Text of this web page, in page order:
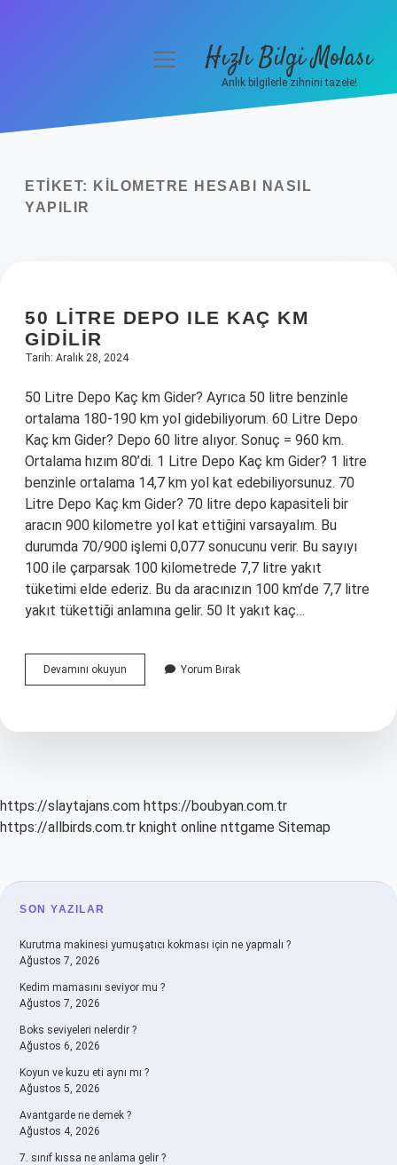
Yasal Uyarı
menüyüHızlı Bilgi Molası
Anlık bilgilerle zihnini tazele!
ETIKET:
KILOMETRE HESABI NASIL
YAPILIR
50 LITRE DEPO ILE KAÇ KM
GIDILIR
Tarih: Aralık 28, 2024
50 Litre Depo Kaç km Gider? Ayrıca 50 litre benzinle
ortalama 180-190 km yol gidebiliyorum. 60 Litre Depo
Kaç km Gider? Depo 60 litre alıyor. Sonuç = 960 km.
Ortalama hızım 80’di. 1 Litre Depo Kaç km Gider? 1 litre
benzinle ortalama 14,7 km yol kat edebiliyorsunuz. 70
Litre Depo Kaç km Gider? 70 litre depo kapasiteli bir
aracın 900 kilometre yol kat ettiğini varsayalım. Bu
durumda 70/900 işlemi 0,077 sonucunu verir. Bu sayıyı
100 ile çarparsak 100 kilometrede 7,7 litre yakıt
tüketimi elde ederiz. Bu da aracınızın 100 km’de 7,7 litre
yakıt tükettiği anlamına gelir. 50 lt yakıt kaç…
Devamını okuyun
Litre
Kaç
Yorum Bırak
https://slaytajans.com https://boubyan.com.tr
https://allbirds.com.tr knight online nttgame Sitemap
SIDEBAR
SON YAZILAR
Kurutma makinesi yumuşatıcı kokması için ne yapmalı ?
Ağustos 7, 2026
Kedim mamasını seviyor mu ?
Ağustos 7, 2026
Boks seviyeleri nelerdir ?
Ağustos 6, 2026
Koyun ve kuzu eti aynı mı ?
Ağustos 5, 2026
Avantgarde ne demek ?
Ağustos 4, 2026
7. sınıf kıssa ne anlama gelir ?